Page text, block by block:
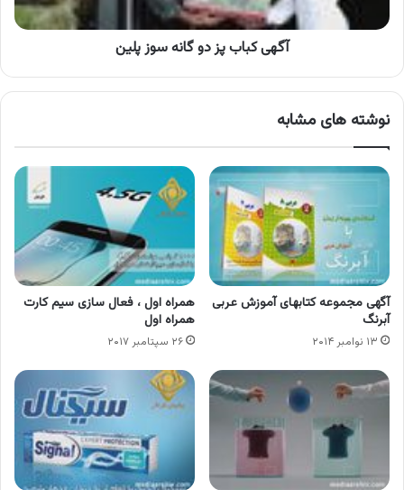
آگهی کباب پز دو گانه سوز پلین
نوشته های مشابه
آگهی مجموعه کتابهای آموزش عربی
آبرنگ
۱۳ نوامبر ۲۰۱۴
همراه اول ، فعال سازی سیم کارت
همراه اول
۲۶ سپتامبر ۲۰۱۷